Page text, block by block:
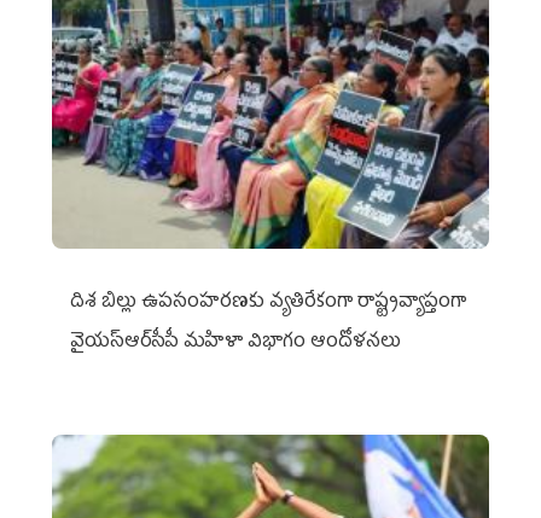
దిశ బిల్లు ఉపసంహరణకు వ్యతిరేకంగా రాష్ట్రవ్యాప్తంగా
వైయ‌స్ఆర్‌సీపీ మహిళా విభాగం ఆందోళనలు